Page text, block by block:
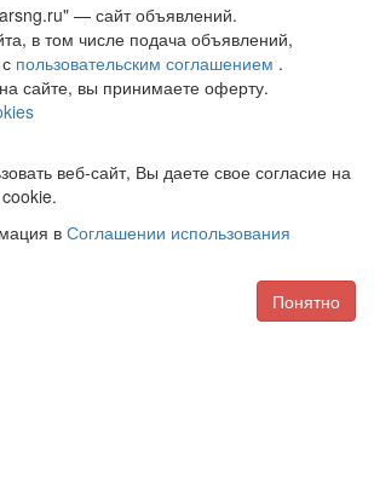
— сайт объявлений.
в том числе подача объявлений,
пользовательским соглашением .
сайте, вы принимаете оферту.
веб-сайт, Вы даете свое согласие на
в Соглашении использования
Понятно